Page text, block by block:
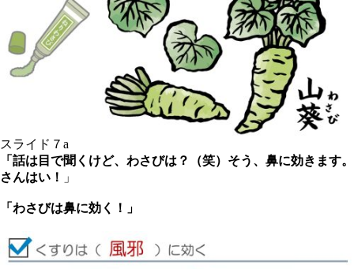
スライド７a
「話は目で聞くけど、わさびは？（笑）そう、鼻に効きます。
さんはい！
」
「わさびは鼻に効く！」